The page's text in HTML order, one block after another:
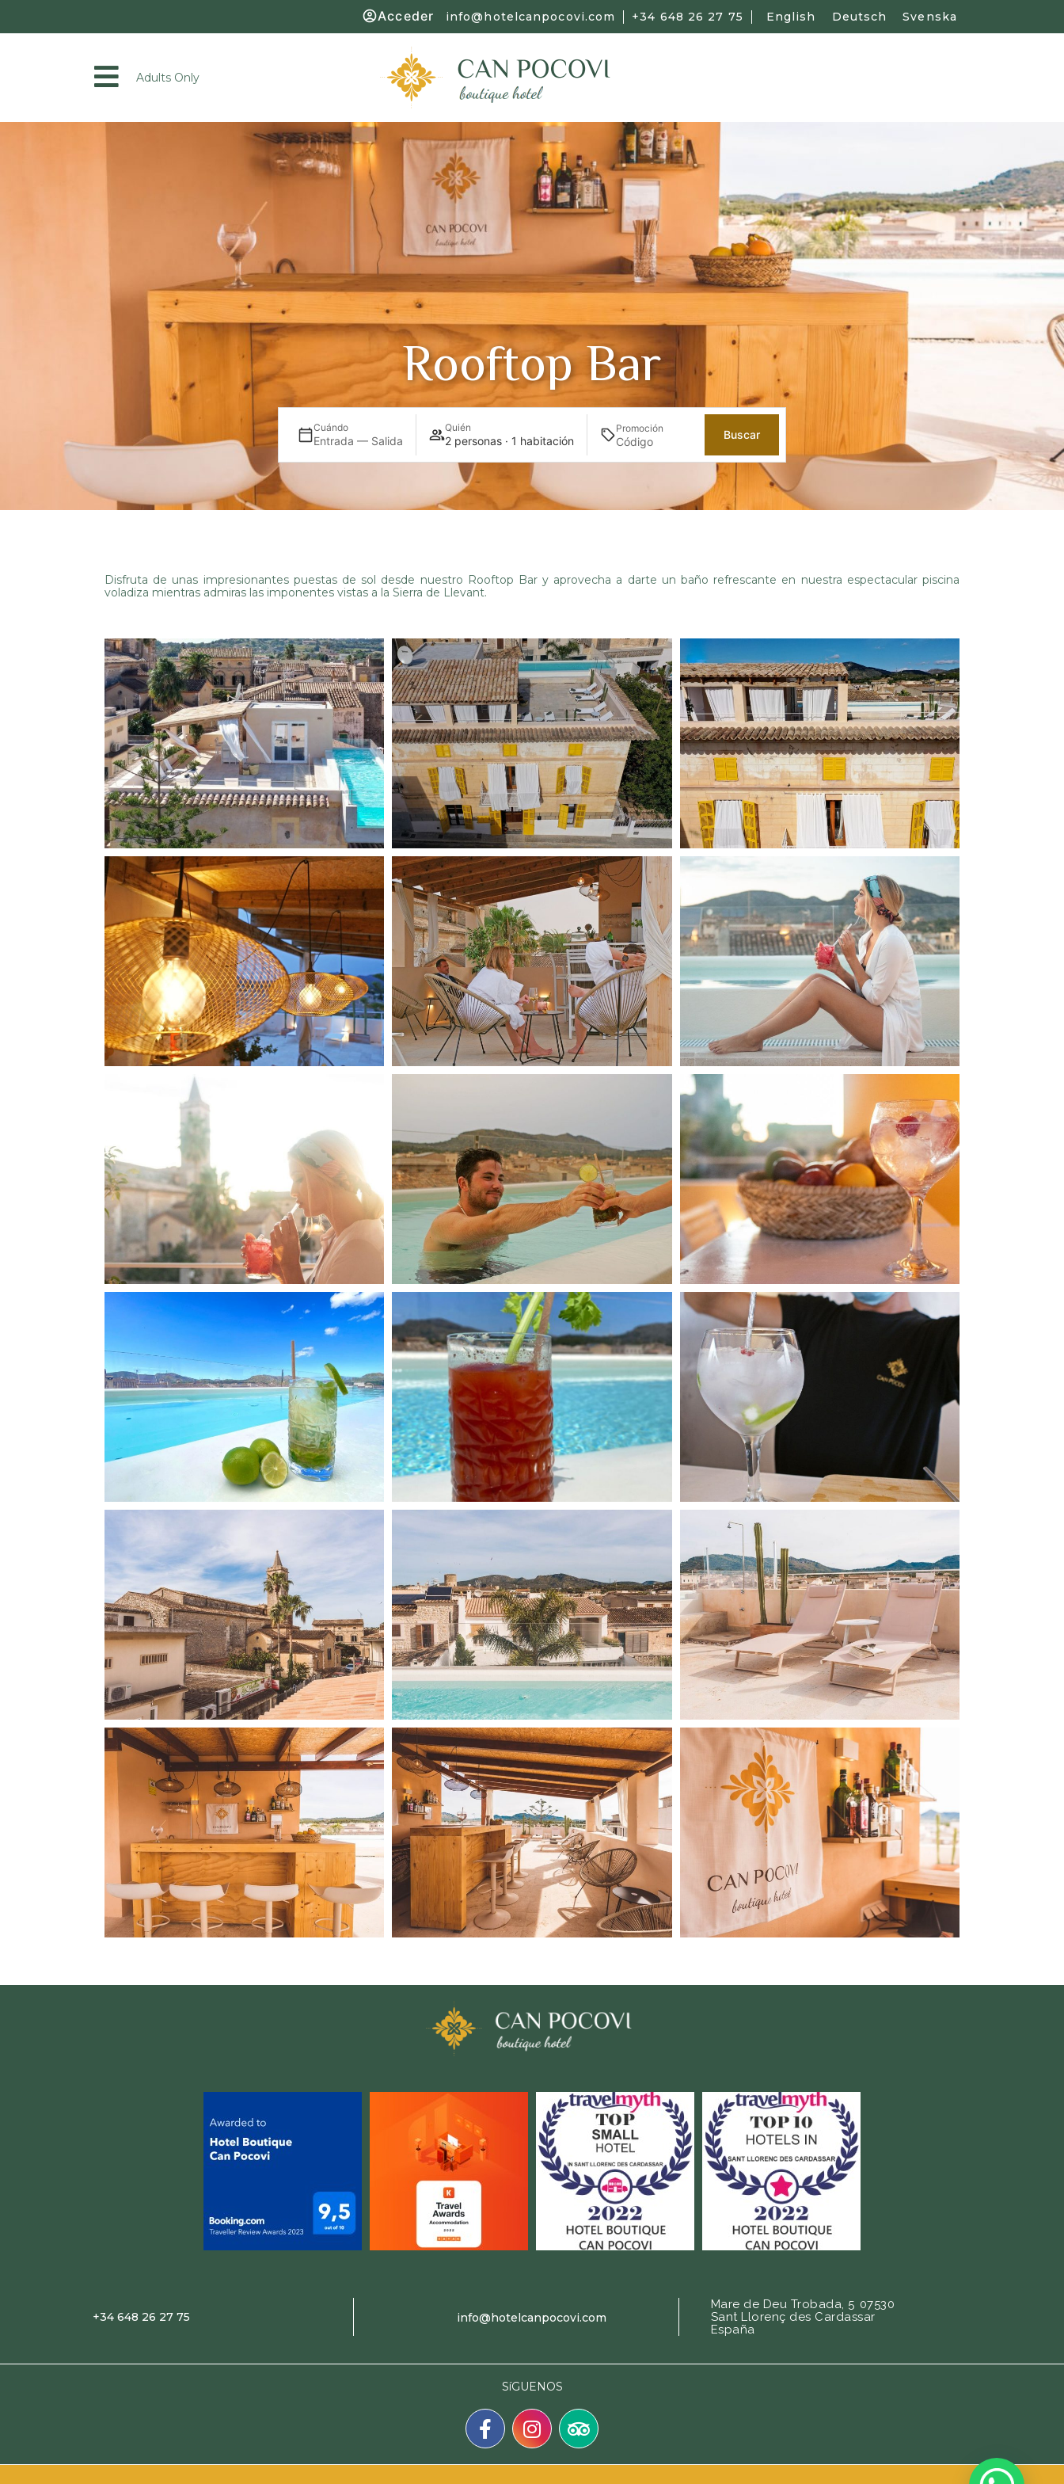
Acceder info@hotelcanpocovi.com +34 648 26 27 75 English Deutsch Svenska
Adults Only
Rooftop Bar
Cuándo
Entrada — Salida
Quién
2 personas · 1 habitación
Promoción Buscar
Disfruta de unas impresionantes puestas de sol desde nuestro Rooftop Bar y aprovecha a darte un baño refrescante en nuestra espectacular piscina
voladiza mientras admiras las imponentes vistas a la Sierra de Llevant.
+34 648 26 27 75 info@hotelcanpocovi.com
Mare de Deu Trobada, 5 07530
Sant Llorenç des Cardassar
España
SíGUENOS